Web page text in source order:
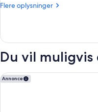
Flere oplysninger
Flere
Du vil muligvis
Annonce
SpringHill Suites by